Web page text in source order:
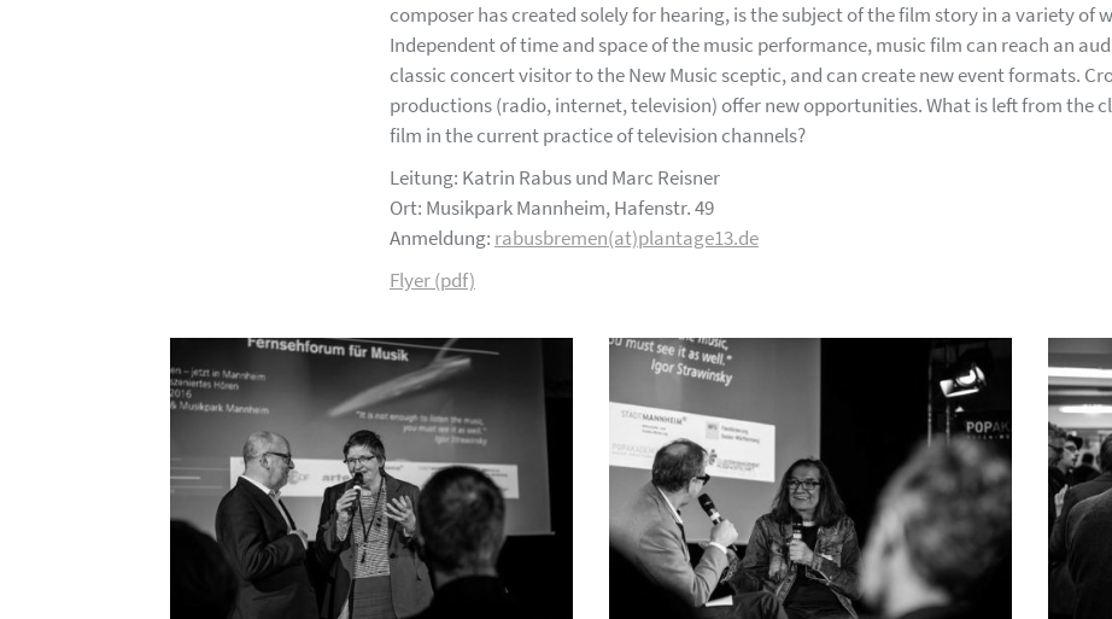
composer has created solely for hearing, is the subject of the film story in a variety of
Independent of time and space of the music performance, music film can reach an
classic concert visitor to the New Music sceptic, and can create new event formats.
productions (radio, internet, television) offer new opportunities. What is left from the
film in the current practice of television channels?
Leitung: Katrin Rabus und Marc Reisner
Ort: Musikpark Mannheim, Hafenstr. 49
Anmeldung: rabusbremen(at)plantage13.de
Flyer (pdf)